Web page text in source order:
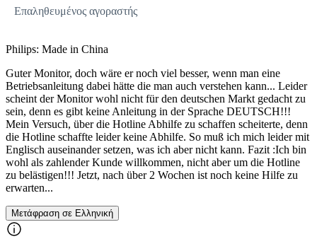
Επαληθευμένος αγοραστής
Philips: Made in China
Guter Monitor, doch wäre er noch viel besser, wenn man eine
Betriebsanleitung dabei hätte die man auch verstehen kann... Leider
scheint der Monitor wohl nicht für den deutschen Markt gedacht zu
sein, denn es gibt keine Anleitung in der Sprache DEUTSCH!!!
Mein Versuch, über die Hotline Abhilfe zu schaffen scheiterte, denn
die Hotline schaffte leider keine Abhilfe. So muß ich mich leider mit
Englisch auseinander setzen, was ich aber nicht kann. Fazit :Ich bin
wohl als zahlender Kunde willkommen, nicht aber um die Hotline
zu belästigen!!! Jetzt, nach über 2 Wochen ist noch keine Hilfe zu
erwarten...
Μετάφραση σε Ελληνική